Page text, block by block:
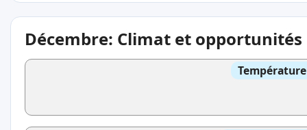
Décembre: Climat et